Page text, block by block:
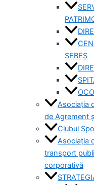
SEBEȘ
Asociația
de Agrement
Clubul
Asociația
transport
corporativă